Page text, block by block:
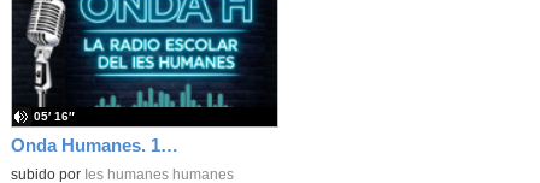
Onda Humanes. 1ª emisión
subido por Ies humanes humanes
05′ 16″